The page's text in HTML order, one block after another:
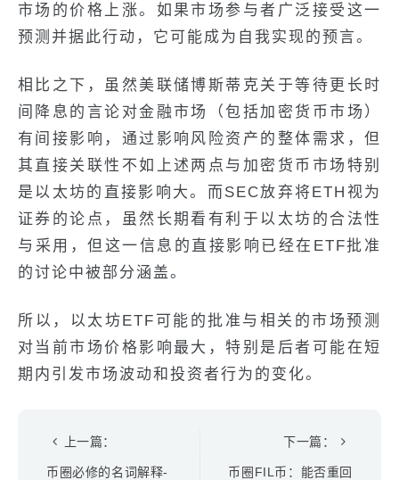
市场的价格上涨。如果市场参与者广泛接受这一
预测并据此行动，它可能成为自我实现的预言。
相比之下，虽然美联储博斯蒂克关于等待更长时
间降息的言论对金融市场（包括加密货币市场）
有间接影响，通过影响风险资产的整体需求，但
其直接关联性不如上述两点与加密货币市场特别
是以太坊的直接影响大。而SEC放弃将ETH视为
证券的论点，虽然长期看有利于以太坊的合法性
与采用，但这一信息的直接影响已经在ETF批准
的讨论中被部分涵盖。
所以，以太坊ETF可能的批准与相关的市场预测
对当前市场价格影响最大，特别是后者可能在短
期内引发市场波动和投资者行为的变化。
上一篇：
币圈必修的名词解释-
下一篇：
币圈FIL币：能否重回